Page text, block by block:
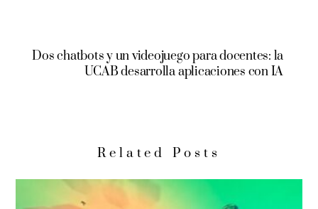
Dos chatbots y un videojuego para docentes: la
UCAB desarrolla aplicaciones con IA
Related Posts